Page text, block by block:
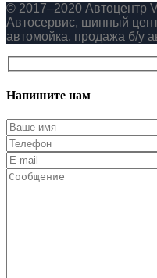
© 2017–2020 Автоцентр
Автосервис, шинный
автомойка, продажа б/у
Напишите нам